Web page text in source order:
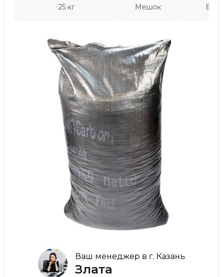
Ваш менеджер в г. Казань
Злата
25 кг
Мешок